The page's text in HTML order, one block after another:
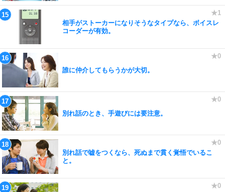
相手がストーカーになりそうなタイプなら、ボイスレ
コーダーが有効。
誰に仲介してもらうかが大切。
別れ話のとき、手遊びには要注意。
別れ話で嘘をつくなら、死ぬまで貫く覚悟でいるこ
と。